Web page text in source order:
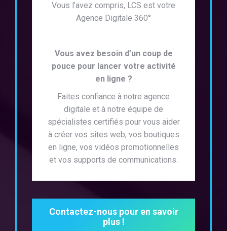
Vous l’avez compris, LCS est votre
Agence Digitale 360°
Vous avez besoin d’un coup de
pouce pour lancer votre activité
en ligne ?
Faites confiance à notre agence
digitale et à notre équipe de
spécial istes certifiés pourvous aider
àcréervos sites web, vos boutiques
en ligne, vos vidéos promotionnelles
et vos supports de communications.
Contactez-nous pour en savoir
plus !